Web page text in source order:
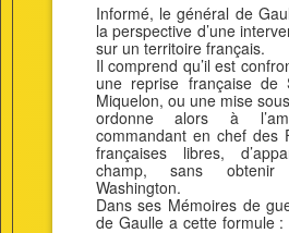
Informé, le général de
la perspective d’une
sur un territoire français.
Il comprend qu’il est
une reprise française de
Miquelon, ou une mise
ordonne alors à
commandant en chef des
françaises libres,
champ, sans obtenir
Washington.
Dans ses Mémoires de
de Gaulle a cette formule